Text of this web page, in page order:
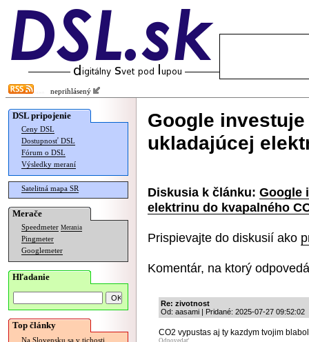
neprihlásený
DSL pripojenie
Ceny DSL
Dostupnosť DSL
Fórum o DSL
Výsledky meraní
Satelitná mapa SR
Merače
Speedmeter Merania
Pingmeter
Googlemeter
Hľadanie
Top články
Na Slovensku sa v tichosti
Google
ukladajúcej
Diskusia k článku: Google
elektrinu do kvapalného
Prispievajte do diskusií ako
Komentár, na ktorý
Re: zivotnost
Od: aasami | Pridané: 2025-07-27 09:52:02
CO2 vypustas aj ty kazdym tvojim
Odpovedať